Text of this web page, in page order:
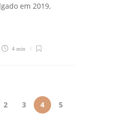
em 2019,
4 min
2 3 4 5